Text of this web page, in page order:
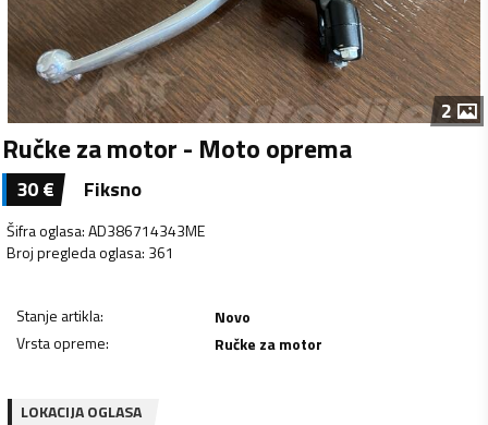
2
Ručke za motor - Moto oprema
30€ Fiksno
Šifra oglasa:AD386714343ME
Broj pregleda oglasa: 361
Stanje artikla:
Novo
Vrsta opreme: Ručke za motor
LOKACIJA OGLASA